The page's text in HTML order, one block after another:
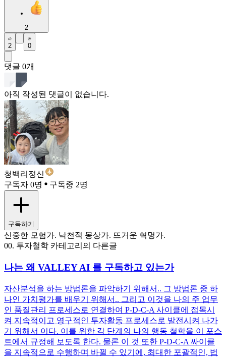
2
2 0
댓글 0개
아직 작성된 댓글이 없습니다.
청백리정신
구독자 0명
구독중 2명
구독하기
신중한 모험가. 낙천적 몽상가. 뜨거운 혁명가.
00. 투자철학 카테고리의 다른글
나는 왜 VALLEY AI 를 구독하고 있는가
자산분석을 하는 방법론을 파악하기 위해서.. 그 방법론 중 하
나인 가치평가를 배우기 위해서.. 그리고 이것을 나의 주 업무
인 품질관리 프로세스로 연결하여 P-D-C-A 사이클에 접목시
켜 지속적이고 영구적인 투자활동 프로세스로 발전시켜 나가
기 위해서 이다. 이를 위한 각 단계의 나의 행동 철학을 이 포스
트에서 규정해 보도록 한다. 물론 이 것 또한 P-D-C-A 싸이클
을 지속적으로 수행하며 바뀔 수 있기에, 최대한 포괄적인, 법